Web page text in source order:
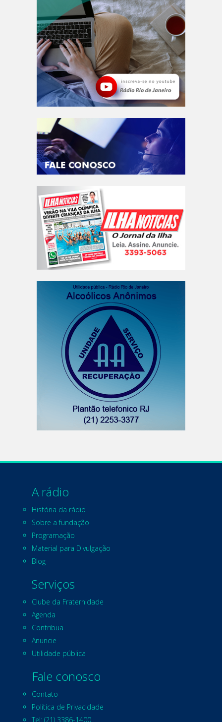
A rádio
História da rádio
Sobre a fundação
Programação
Material para Divulgação
Blog
Serviços
Clube da Fraternidade
Agenda
Contribua
Anuncie
Utilidade pública
Fale conosco
Contato
Política de Privacidade
Tel: (21) 3386-1400